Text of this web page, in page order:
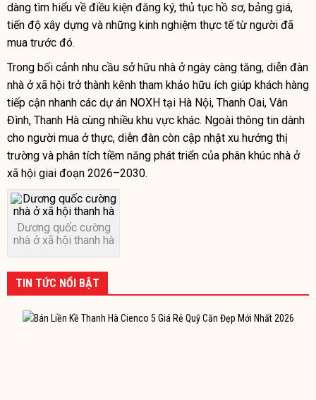
dàng tìm hiểu về điều kiện đăng ký, thủ tục hồ sơ, bảng giá,
tiến độ xây dựng và những kinh nghiệm thực tế từ người đã
mua trước đó.
Trong bối cảnh nhu cầu sở hữu nhà ở ngày càng tăng, diễn đàn
nhà ở xã hội trở thành kênh tham khảo hữu ích giúp khách hàng
tiếp cận nhanh các dự án NOXH tại Hà Nội, Thanh Oai, Vân
Đình, Thanh Hà cùng nhiều khu vực khác. Ngoài thông tin dành
cho người mua ở thực, diễn đàn còn cập nhật xu hướng thị
trường và phân tích tiềm năng phát triển của phân khúc nhà ở
xã hội giai đoạn 2026–2030.
Dương quốc cường
nhà ở xã hội thanh hà
TIN TỨC NỔI BẬT